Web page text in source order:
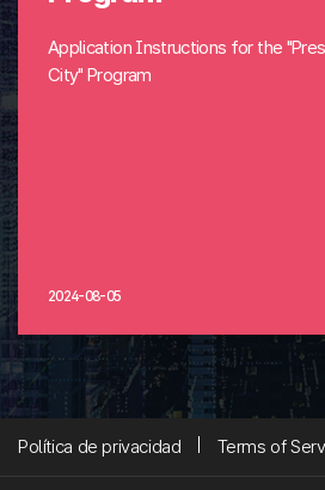
Application Instructions for the
City" Program
2024-08-05
Política de privacidad Terms of